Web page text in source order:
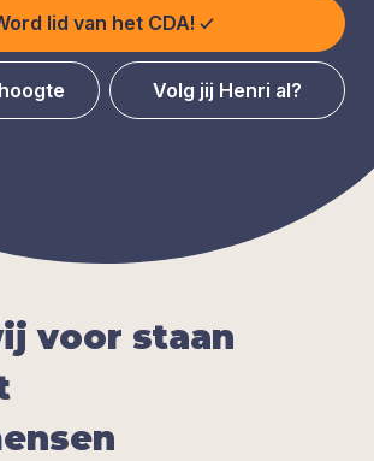
lid van het CDA!
Volg jij Henri al?
voor staan